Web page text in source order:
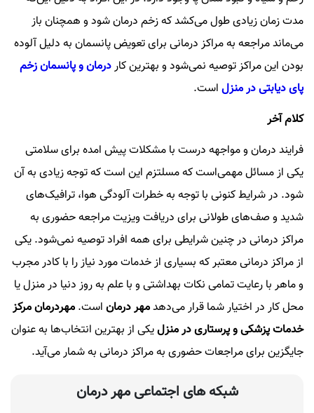
مدت زمان زیادی طول می‌کشد که زخم درمان شود و همچنان باز
می‌ماند مراجعه به مراکز درمانی برای تعویض پانسمان به دلیل آلوده
بودن این مراکز توصیه نمی‌شود و بهترین کاردرمان و پانسمان زخم‌
پای دیابتی در منزل است.
کلام آخر
فرایند درمان و مواجهه درست با مشکلات پیش امده برای سلامتی
یکی از مسائل مهمی‌است که مسلتزم این است که توجه زیادی به آن
شود. در شرایط کنونی با توجه به خطرات آلودگی هوا، ترافیک‌های
شدید و صف‌های طولانی برای دریافت ویزیت مراجعه حضوری به
مراکز درمانی در چنین شرایطی برای همه افراد توصیه نمی‌شود. یکی
از مراکز درمانی معتبر که بسیاری از خدمات مورد نیاز را با کادر مجرب
و ماهر با رعایت تمامی ‌نکات بهداشتی و با علم به روز دنیا در منزل یا
محل کار در اختیار شما قرار می‌دهدمهر درمان است. مهردرمان مرکز
خدمات پزشکی و پرستاری در منزلیکی از بهترین انتخاب‌ها به عنوان
جایگزین برای مراجعات حضوری به مراکز درمانی به شمار می‌آید.
شبکه های اجتماعی مهر درمان